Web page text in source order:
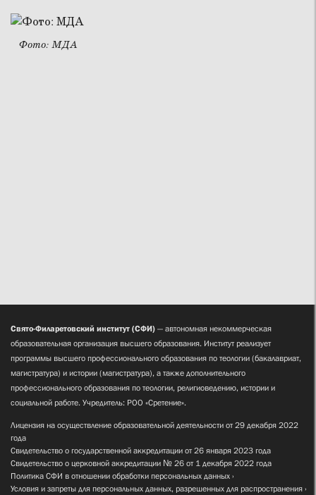
Фото: МДА
Свято-Филаретовский институт (СФИ) — автономная некоммерческая
образовательная организация высшего образования. Институт реализует
программы высшего профессионального образования по теологии (бакалавриат,
магистратура) и истории (магистратура), а также дополнительного
профессионального образования по теологии, религиоведению, истории и
социальной работе. Учредитель: РОО «Сретение».
Лицензия на осуществление образовательной деятельности от 29 декабря 2022
года
Свидетельство о государственной аккредитации от 26 января 2023 года
Свидетельство о церковной аккредитации № 26 от 1 декабря 2022 года
Политика СФИ в отношении обработки персональных данных
Условия и запреты для персональных данных, разрешенных для распространения